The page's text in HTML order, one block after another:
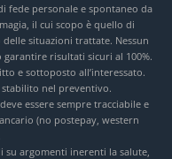
fede personale e spontaneo da
il cui scopo è quello di
situazioni trattate. Nessun
risultati sicuri al 100%.
e sottoposto all’interessato.
nel preventivo.
essere sempre tracciabile e
(no postepay, western
argomenti inerenti la salute,